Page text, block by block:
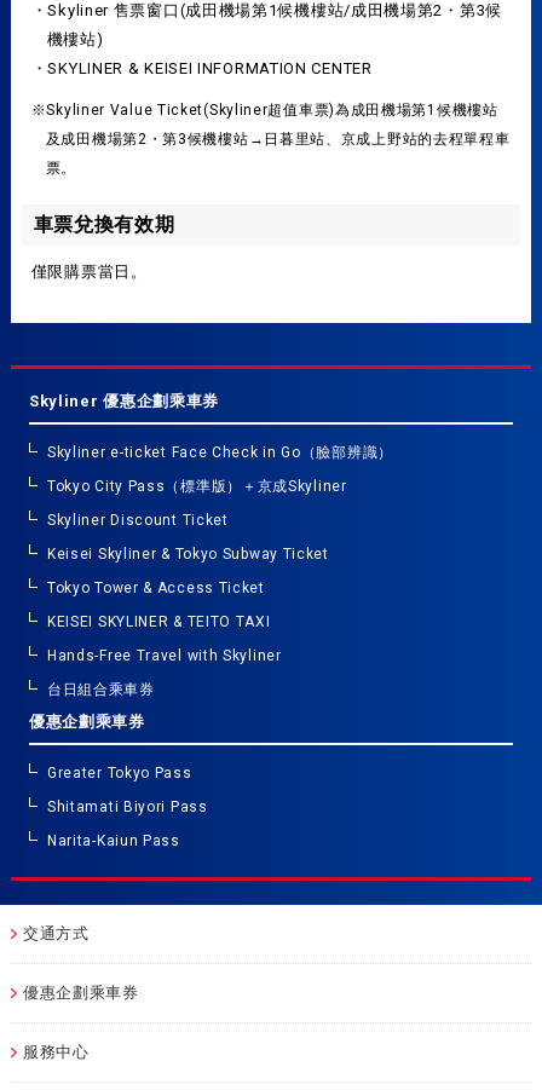
・Skyliner 售票窗口(成田機場第1候機樓站/成田機場第2・第3候
機樓站)
・SKYLINER & KEISEI INFORMATION CENTER
※Skyliner Value Ticket(Skyliner超值車票)為成田機場第1候機樓站
及成田機場第2・第3候機樓站→日暮里站、京成上野站的去程單程車
票。
車票兌換有效期
僅限購票當日。
Skyliner 優惠企劃乘車券
Skyliner e-ticket Face Check in Go（臉部辨識）
Tokyo City Pass（標準版）＋京成Skyliner
Skyliner Discount Ticket
Keisei Skyliner & Tokyo Subway Ticket
Tokyo Tower & Access Ticket
KEISEI SKYLINER & TEITO TAXI
Hands-Free Travel with Skyliner
台日組合乘車券
優惠企劃乘車券
Greater Tokyo Pass
Shitamati Biyori Pass
Narita-Kaiun Pass
交通方式
優惠企劃乘車券
服務中心